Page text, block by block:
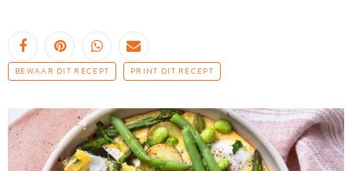
BEWAAR DIT RECEPT PRINT DIT RECEPT